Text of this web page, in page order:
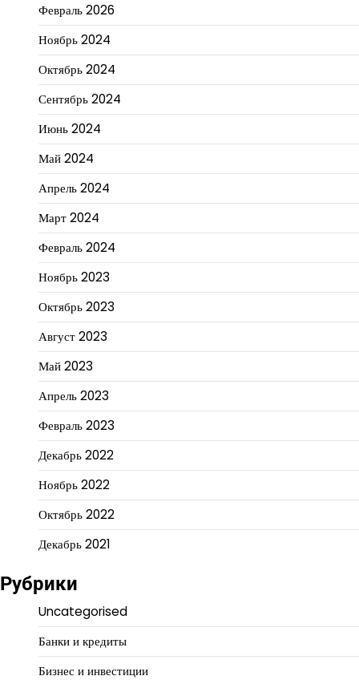
Февраль 2026
Ноябрь 2024
Октябрь 2024
Сентябрь 2024
Июнь 2024
Май 2024
Апрель 2024
Март 2024
Февраль 2024
Ноябрь 2023
Октябрь 2023
Август 2023
Май 2023
Апрель 2023
Февраль 2023
Декабрь 2022
Ноябрь 2022
Октябрь 2022
Декабрь 2021
Рубрики
Uncategorised
Банки и кредиты
Бизнес и инвестиции